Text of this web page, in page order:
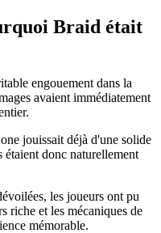
Braid était
engouement dans la
avaient immédiatement
jouissait déjà d'une solide
étaient donc naturellement
les joueurs ont pu
riche et les mécaniques de
mémorable.